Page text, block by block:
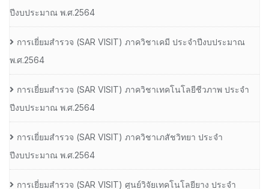
ปีงบประมาณ พ.ศ.2564
การเยี่ยมสํารวจ (SAR VISIT) ภาควิชาเคมี ประจําปีงบประมาณ
พ.ศ.2564
การเยี่ยมสํารวจ (SAR VISIT) ภาควิชาเทคโนโลยีชีวภาพ ประจํา
ปีงบประมาณ พ.ศ.2564
การเยี่ยมสํารวจ (SAR VISIT) ภาควิชาเภสัชวิทยา ประจํา
ปีงบประมาณ พ.ศ.2564
การเยี่ยมสํารวจ (SAR VISIT) ศูนย์วิจัยเทคโนโลยียาง ประจํา